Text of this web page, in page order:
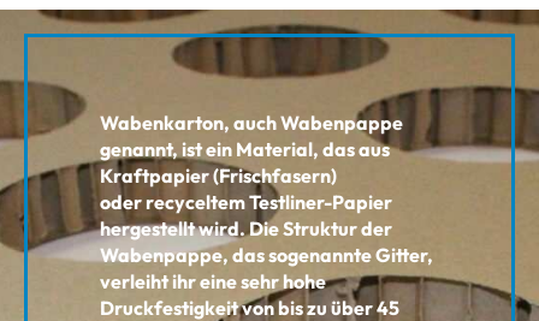
Wabenkarton, auch Wabenpappe
genannt, ist ein Material, das aus
Kraftpapier (Frischfasern)
oderrecyceltem Testliner-Papier
hergestellt wird.Die Struktur der
Wabenpappe, das sogenannte Gitter,
verleiht ihr eine sehr hohe
Druckfestigkeit vonbis zu über 45